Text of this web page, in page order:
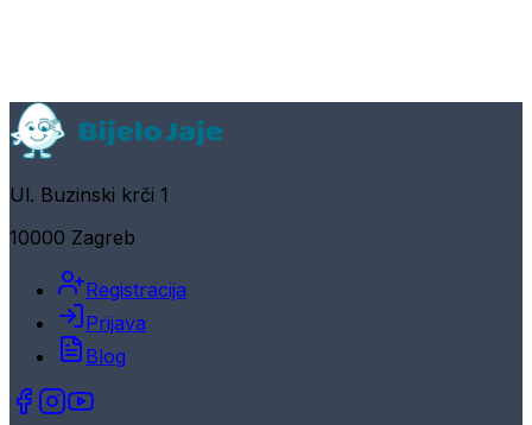
Ul. Buzinski krči 1
10000 Zagreb
Registracija
Prijava
Blog